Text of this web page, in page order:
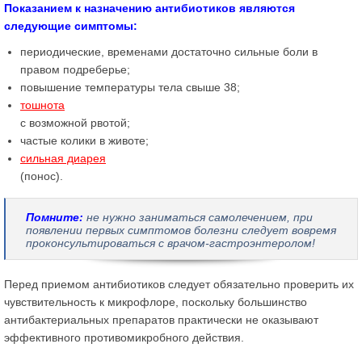
Показанием к назначению антибиотиков являются
следующие симптомы:
периодические, временами достаточно сильные боли в
правом подреберье;
повышение температуры тела свыше 38;
тошнота
с возможной рвотой;
частые колики в животе;
сильная диарея
(понос).
Помните: не нужно заниматься самолечением, при
появлении первых симптомов болезни следует вовремя
проконсультироваться с врачом-гастроэнтеролом!
Перед приемом антибиотиков следует обязательно проверить их
чувствительность к микрофлоре, поскольку большинство
антибактериальных препаратов практически не оказывают
эффективного противомикробного действия.